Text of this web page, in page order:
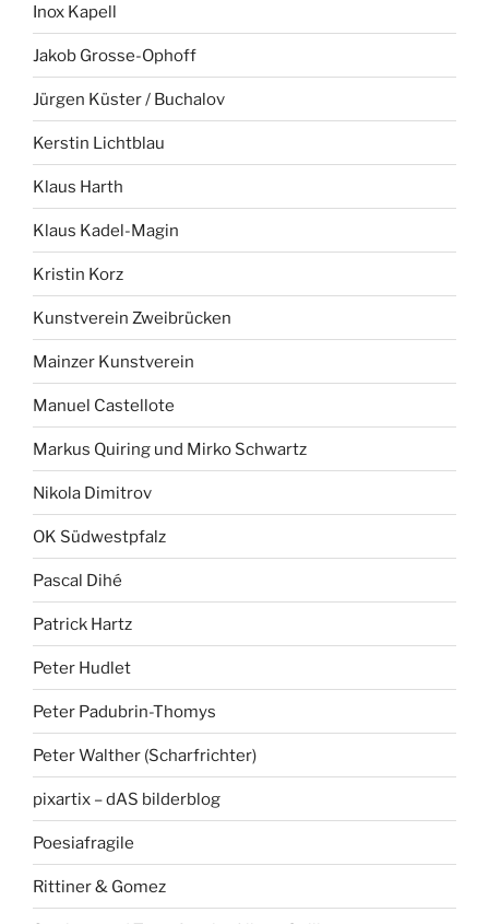
Inox Kapell
Jakob Grosse-Ophoff
Jürgen Küster / Buchalov
Kerstin Lichtblau
Klaus Harth
Klaus Kadel-Magin
Kristin Korz
Kunstverein Zweibrücken
Mainzer Kunstverein
Manuel Castellote
Markus Quiring und Mirko Schwartz
Nikola Dimitrov
OK Südwestpfalz
Pascal Dihé
Patrick Hartz
Peter Hudlet
Peter Padubrin-Thomys
Peter Walther (Scharfrichter)
pixartix – dAS bilderblog
Poesiafragile
Rittiner & Gomez